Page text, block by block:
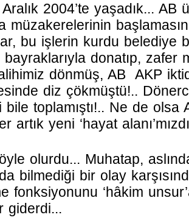
2004’te yaşadık... AB
müzakerelerinin
bu işlerin kurdu belediye
bayraklarıyla donatıp, zafer
dönmüş, AB AKP
diz çökmüştü!..
toplamıştı!.. Ne de olsa
artık yeni ‘hayat
olurdu... Muhatap,
bilmediği bir olay
fonksiyonunu ‘hâkim
giderdi...